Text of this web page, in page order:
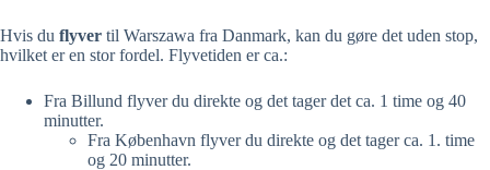
Hvis du flyver til Warszawa fra Danmark, kan du gøre det uden stop,
hvilket er en stor fordel. Flyvetiden er ca.:
Fra Billund flyver du direkte og det tager det ca. 1 time og 40
minutter.
Fra København flyver du direkte og det tager ca. 1. time
og 20 minutter.